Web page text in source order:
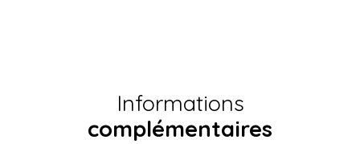
Informations
complémentaires